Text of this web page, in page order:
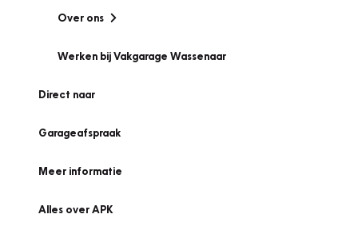
Over ons
Werken bij Vakgarage Wassenaar
Direct naar
Garageafspraak
Meer informatie
Alles over APK